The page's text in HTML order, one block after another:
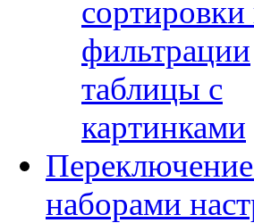
сортировки
фильтрации
таблицы с
картинками
наборами